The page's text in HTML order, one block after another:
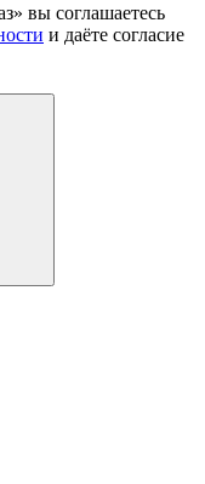
вы соглашаетесь
и даёте согласие